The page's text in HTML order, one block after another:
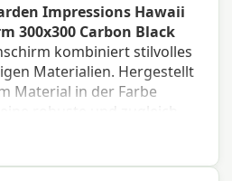
Impressions Hawaii
300x300 Carbon Black
kombiniert stilvolles
Materialien. Hergestellt
Material in der Farbe
robuste und zugleich
in Ihrem Garten oder auf